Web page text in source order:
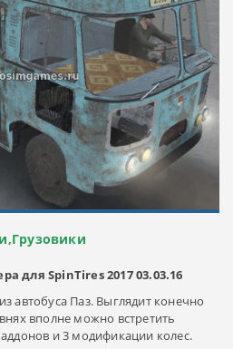
для SpinTires 2017 03.03.16
автобуса Паз. Выглядит конечно
вполне можно встретить
и 3 модификации колес.